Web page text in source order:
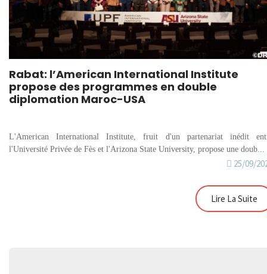
Rabat: l’American International Institute
propose des programmes en double
diplomation Maroc-USA
L'American International Institute, fruit d'un partenariat inédit
l'Université Privée de Fès et l'Arizona State University, propose une doub...
25/09/
Lire La Suite